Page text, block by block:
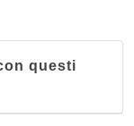
questi